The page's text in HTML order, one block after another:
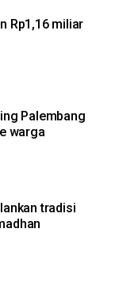
warga
tradisi